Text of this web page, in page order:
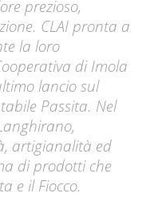
prezioso,
CLAI pronta a
la loro
di Imola
lancio sul
Passita. Nel
artigianalità ed
di prodotti che
e il Fiocco.